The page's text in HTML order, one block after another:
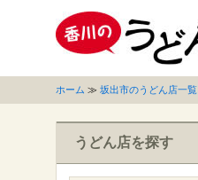
ホーム ≫ 坂出市のうどん店一覧
うどん店を探す